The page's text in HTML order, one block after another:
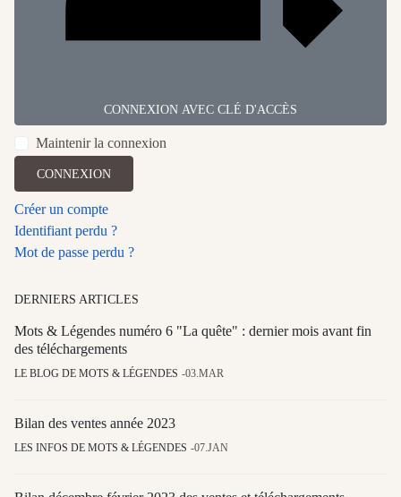
CONNEXION AVEC CLÉ D'ACCÈS
Maintenir la connexion
CONNEXION
Créer un compte
Identifiant perdu ?
Mot de passe perdu ?
DERNIERS ARTICLES
Mots & Légendes numéro 6 "La quête" : dernier mois avant fin
des téléchargements
LE BLOG DE MOTS & LÉGENDES 03.MAR
Bilan des ventes année 2023
LES INFOS DE MOTS & LÉGENDES 07.JAN